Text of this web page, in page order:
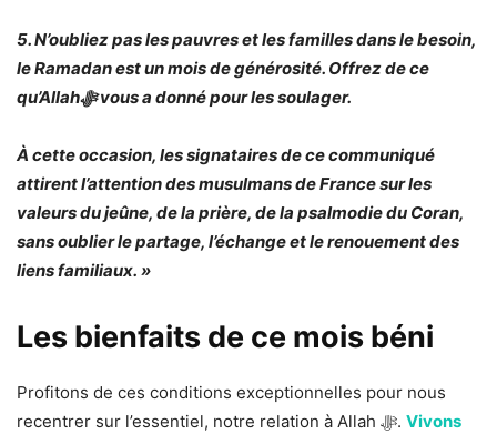
5. N’oubliez pas les pauvres et les familles dans le besoin,
le Ramadan est un mois de générosité. Offrez de ce
qu’Allahﷻ vous a donné pour les soulager.
À cette occasion, les signataires de ce communiqué
attirent l’attention des musulmans de France sur les
valeurs du jeûne, de la prière, de la psalmodie du Coran,
sans oublier le partage, l’échange et le renouement des
liens familiaux. »
Les bienfaits de ce mois béni
Profitons de ces conditions exceptionnelles pour nous
recentrer sur l’essentiel, notre relation à Allah ﷻ. Vivons